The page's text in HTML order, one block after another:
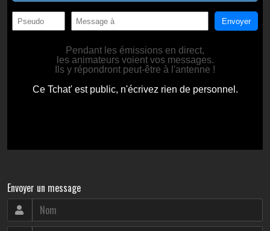
Envoyer un message